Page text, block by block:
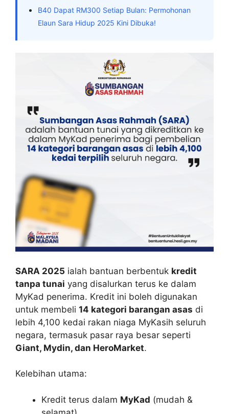
B40 Dapat RM300 Setiap Bulan: Permohonan
Elaun Sara Hidup 2025 Kini Dibuka!
SARA 2025 ialah bantuan berbentuk kredit
tanpa tunai yang disalurkan terus ke dalam
MyKad penerima. Kredit ini boleh digunakan
untuk membeli 14 kategori barangan asas di
lebih 4,100 kedai rakan niaga MyKasih seluruh
negara, termasuk pasar raya besar seperti
Giant, Mydin, dan HeroMarket.
Kelebihan utama:
Kredit terus dalam MyKad (mudah &